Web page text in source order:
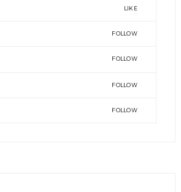
LIKE
FOLLOW
FOLLOW
FOLLOW
FOLLOW